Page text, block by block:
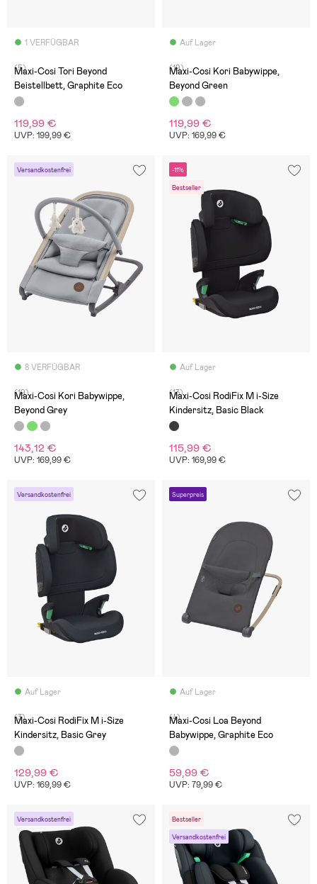
1 VERFÜGBAR
(5)
Maxi-Cosi Tori Beyond
Beistellbett, Graphite Eco
119,99 €
UVP: 199,99 €
Auf Lager
(19)
Maxi-Cosi Kori Babywippe,
Beyond Green
119,99 €
UVP: 169,99 €
Versandkostenfrei
8 VERFÜGBAR
(19)
Maxi-Cosi Kori Babywippe,
Beyond Grey
143,12 €
UVP: 169,99 €
-11%
Bestseller
Auf Lager
(13)
Maxi-Cosi RodiFix M i-Size
Kindersitz, Basic Black
115,99 €
UVP: 169,99 €
Versandkostenfrei
Auf Lager
(3)
Maxi-Cosi RodiFix M i-Size
Kindersitz, Basic Grey
129,99 €
UVP: 169,99 €
Superpreis
Auf Lager
(4)
Maxi-Cosi Loa Beyond
Babywippe, Graphite Eco
59,99 €
UVP: 79,99 €
Versandkostenfrei Bestseller
Versandkostenfrei